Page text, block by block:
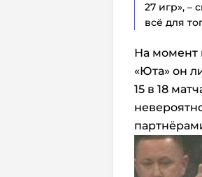
27 игр», –
всё для
На момент
«Юта» он
15 в 18